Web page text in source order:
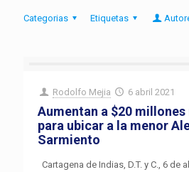
Categorias Etiquetas
Rodolfo Mejia 6 abril 2021
Aumentan a $20
para ubicar a la menor
Sarmiento
Cartagena de Indias, D.T. y C., 6 de